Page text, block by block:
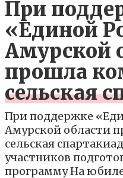
При
«Единой
Амурской
прошла
сельская
При поддержке
Амурской области
сельская
участников
программу На